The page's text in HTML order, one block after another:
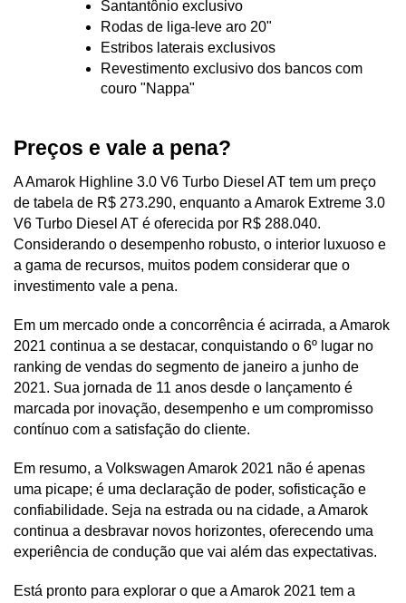
Santantônio exclusivo
Rodas de liga-leve aro 20"
Estribos laterais exclusivos
Revestimento exclusivo dos bancos com
couro "Nappa"
Preços e vale a pena?
A Amarok Highline 3.0 V6 Turbo Diesel AT tem um preço
de tabela de R$ 273.290, enquanto a Amarok Extreme 3.0
V6 Turbo Diesel AT é oferecida por R$ 288.040.
Considerando o desempenho robusto, o interior luxuoso e
a gama de recursos, muitos podem considerar que o
investimento vale a pena.
Em um mercado onde a concorrência é acirrada, a Amarok
2021 continua a se destacar, conquistando o 6º lugar no
ranking de vendas do segmento de janeiro a junho de
2021. Sua jornada de 11 anos desde o lançamento é
marcada por inovação, desempenho e um compromisso
contínuo com a satisfação do cliente.
Em resumo, a Volkswagen Amarok 2021 não é apenas
uma picape; é uma declaração de poder, sofisticação e
confiabilidade. Seja na estrada ou na cidade, a Amarok
continua a desbravar novos horizontes, oferecendo uma
experiência de condução que vai além das expectativas.
Está pronto para explorar o que a Amarok 2021 tem a